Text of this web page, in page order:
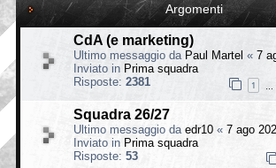
Argomenti
CdA (e marketing)
Ultimo messaggio da Paul Martel « 7
Inviato in Prima squadra
Risposte: 2381 1
Squadra 26/27
Ultimo messaggio da edr10 « 7 ago
Inviato in Prima squadra
Risposte: 53